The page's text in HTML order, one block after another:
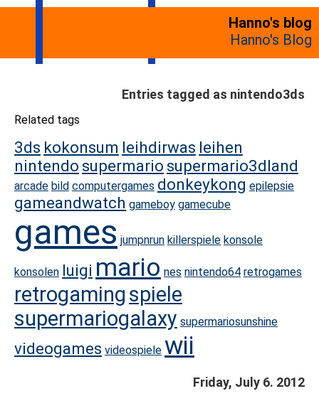
Hanno's blog
Hanno's Blog
Entries tagged as nintendo3ds
Related tags
3ds kokonsum leihdirwas leihen
nintendo supermario supermario3dland
arcade bild computergames donkeykong epilepsie
gameandwatch gameboy gamecube
games jumpnrun killerspiele konsole
konsolen luigi mario nes nintendo64 retrogames
retrogaming spiele
supermariogalaxy supermariosunshine
videogames videospiele wii
Friday, July 6. 2012